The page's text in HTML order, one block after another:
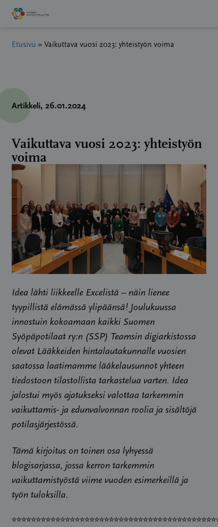
Hyppää
sisältöön
Etusivu » Vaikuttava vuosi 2023: yhteistyön voima
Artikkeli, 26.01.2024
Vaikuttava vuosi 2023: yhteistyön
voima
Idea lähti liikkeelle Excelistä – näin lienee
tyypillistä elämässä ylipäänsä! Joulukuussa
innostuin kokoamaan kaikki Suomen
Syöpäpotilaat ry:n (SSP) Teamsin digiarkistossa
olevat Lääkkeiden hintalautakunnalle vuosien
saatossa laatimamme lääkelausunnot yhteen
tiedostoon tilastollista tarkastelua varten. Idea
jalostui myös ajatukseksi valottaa tarkemmin
vaikuttamis- ja edunvalvonnan roolia ja sisältöjä
potilasjärjestössä.
Tämä kirjoitus on toinen osa lyhyessä
blogisarjassa, jossa kerron tarkemmin
vaikuttamistyöstä viime vuoden esimerkeillä ja
työn tuloksilla.